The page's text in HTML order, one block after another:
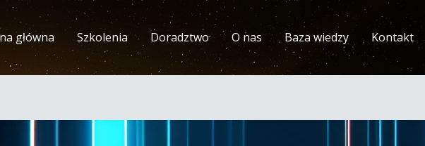
główna Szkolenia Doradztwo O nas Baza wiedzy Kontakt